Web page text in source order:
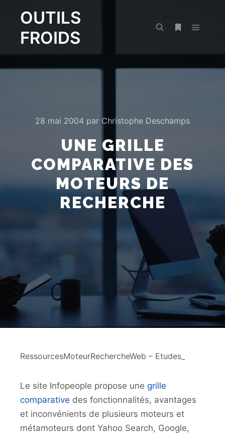
OUTILS
FROIDS
28 mai 2004 par Christophe Deschamps
UNE GRILLE
COMPARATIVE DES
MOTEURS DE
RECHERCHE
RessourcesMoteurRechercheWeb – Etudes_
Le site Infopeople propose une grille
comparative des fonctionnalités, avantages
et inconvénients de plusieurs moteurs et
métamoteurs dont Yahoo Search, Google,